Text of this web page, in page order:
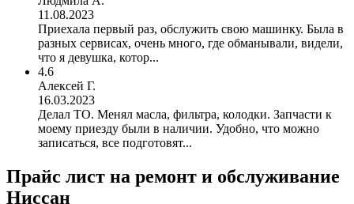
11.08.2023
Приехала первый раз, обслужить свою машинку. Была в
разных сервисах, очень много, где обманывали, видели,
что я девушка, котор...
4.6
Алексей Г.
16.03.2023
Делал ТО. Менял масла, фильтра, колодки. Запчасти к
моему приезду были в наличии. Удобно, что можно
записаться, все подготовят...
Прайс лист на ремонт и обслуживание
Ниссан